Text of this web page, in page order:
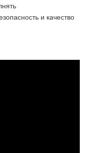
и качество